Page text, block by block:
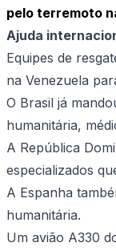
pelo terremoto
Ajuda
Equipes de
na Venezuela
O Brasil já
humanitária,
A República
especializados
A Espanha
humanitária.
Um avião A330